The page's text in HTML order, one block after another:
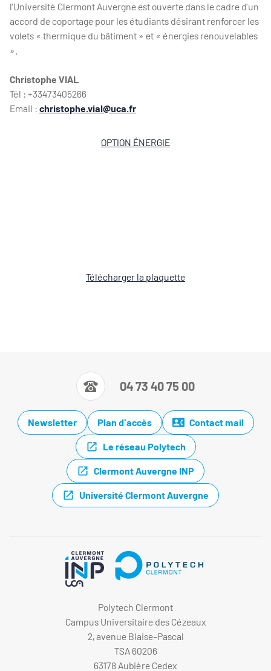
l’Université Clermont Auvergne est ouverte dans le cadre d’un
accord de coportage pour les étudiants désirant renforcer les
volets « thermique du bâtiment » et « énergies renouvelables
».
Christophe VIAL
Tél : +33473405266
Email : christophe.vial@uca.fr
OPTION ÉNERGIE
Télécharger la plaquette
04 73 40 75 00
Newsletter Plan d'accès Contact mail
Le réseau Polytech
Clermont Auvergne INP
Université Clermont Auvergne
Polytech Clermont
Campus Universitaire des Cézeaux
2, avenue Blaise-Pascal
TSA 60206
63178 Aubière Cedex